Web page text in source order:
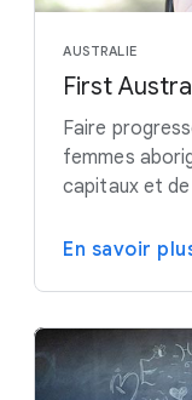
AUSTRALIE
First
Faire
femmes
capitaux et
En savoir